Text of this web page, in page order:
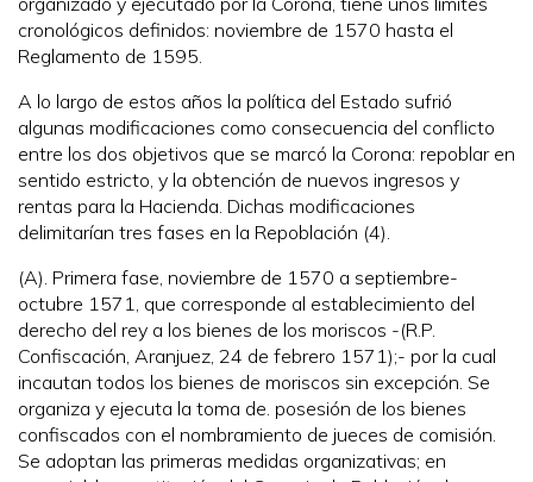
cronológicos definidos: noviembre de 1570 hasta el
Reglamento de 1595.
A lo largo de estos años la política del Estado sufrió
algunas modificaciones como consecuencia del conflicto
entre los dos objetivos que se marcó la Corona: repoblar en
sentido estricto, y la obtención de nuevos ingresos y
rentas para la Hacienda. Dichas modificaciones
delimitarían tres fases en la Repoblación (4).
(A). Primera fase, noviembre de 1570 a septiembre-
octubre 1571, que corresponde al establecimiento del
derecho del rey a los bienes de los moriscos -(R.P.
Confiscación, Aranjuez, 24 de febrero 1571);- por la cual
incautan todos los bienes de moriscos sin excepción. Se
organiza y ejecuta la toma de. posesión de los bienes
confiscados con el nombramiento de jueces de comisión.
Se adoptan las primeras medidas organizativas; en